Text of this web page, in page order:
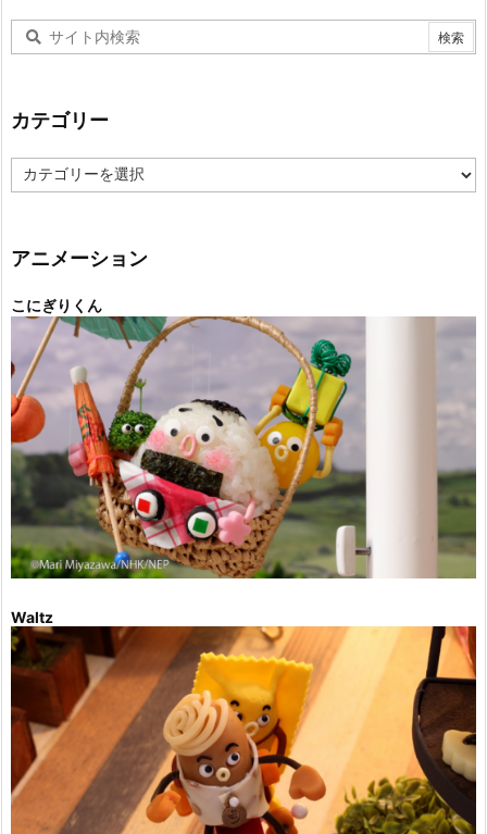
カテゴリー
テ
ー
アニメーション
こにぎりくん
Waltz